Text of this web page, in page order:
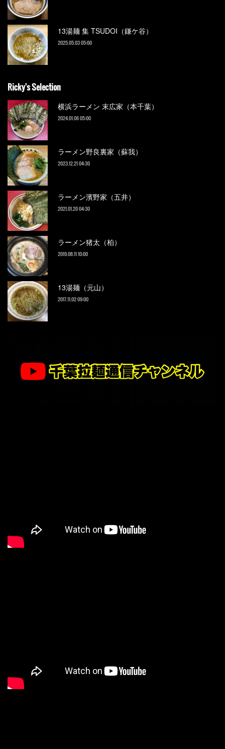
13湯麺 集 TSUDOI（鎌ケ谷）
2025.05.03 05:00
Ricky's Selection
横浜ラーメン 末広家（本千葉）
2024.01.06 05:00
ラーメン野良裏家（蘇我）
2023.12.21 04:30
ラーメン濱野家（五井）
2021.01.20 04:30
ラーメン猪太（柏）
2019.08.11 10:00
13湯麺（元山）
2017.11.02 09:00